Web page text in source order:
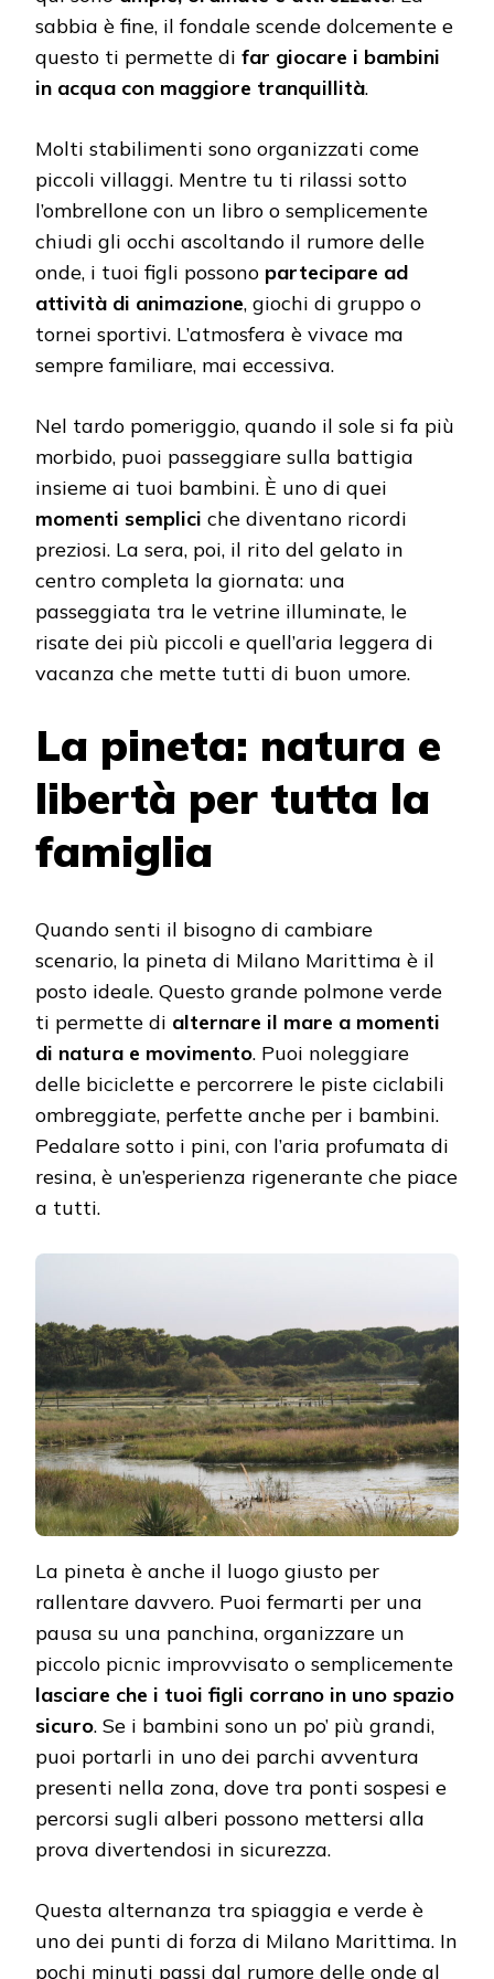
sabbia è fine, il fondale scende dolcemente e
questo ti permette di far giocare i bambini
in acqua con maggiore tranquillità.
Molti stabilimenti sono organizzati come
piccoli villaggi. Mentre tu ti rilassi sotto
l’ombrellone con un libro o semplicemente
chiudi gli occhi ascoltando il rumore delle
onde, i tuoi figli possono partecipare ad
attività di animazione, giochi di gruppo o
tornei sportivi. L’atmosfera è vivace ma
sempre familiare, mai eccessiva.
Nel tardo pomeriggio, quando il sole si fa più
morbido, puoi passeggiare sulla battigia
insieme ai tuoi bambini. È uno di quei
momenti semplici che diventano ricordi
preziosi. La sera, poi, il rito del gelato in
centro completa la giornata: una
passeggiata tra le vetrine illuminate, le
risate dei più piccoli e quell’aria leggera di
vacanza che mette tutti di buon umore.
La pineta: natura e
libertà per tutta la
famiglia
Quando senti il bisogno di cambiare
scenario, la pineta di Milano Marittima è il
posto ideale. Questo grande polmone verde
ti permette di alternare il mare a momenti
di natura e movimento. Puoi noleggiare
delle biciclette e percorrere le piste ciclabili
ombreggiate, perfette anche per i bambini.
Pedalare sotto i pini, con l’aria profumata di
resina, è un’esperienza rigenerante che piace
a tutti.
La pineta è anche il luogo giusto per
rallentare davvero. Puoi fermarti per una
pausa su una panchina, organizzare un
piccolo picnic improvvisato o semplicemente
lasciare che i tuoi figli corrano in uno spazio
sicuro. Se i bambini sono un po’ più grandi,
puoi portarli in uno dei parchi avventura
presenti nella zona, dove tra ponti sospesi e
percorsi sugli alberi possono mettersi alla
prova divertendosi in sicurezza.
Questa alternanza tra spiaggia e verde è
uno dei punti di forza di Milano Marittima. In
pochi minuti passi dal rumore delle onde al